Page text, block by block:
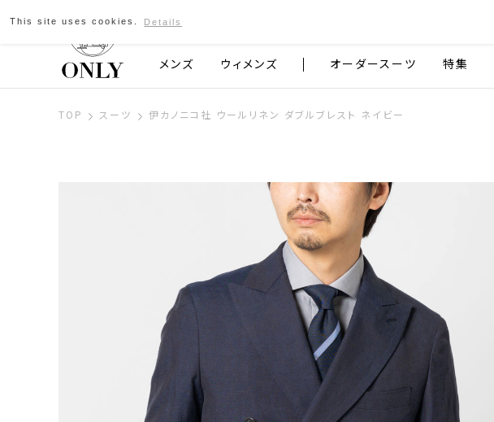
京都発のスーツブランド ONLY
メンズ ウィメンズ オーダースーツ 特集
TOP スーツ 伊カノニコ社 ウールリネン ダブルブレスト ネイビー
This site uses cookies. Details